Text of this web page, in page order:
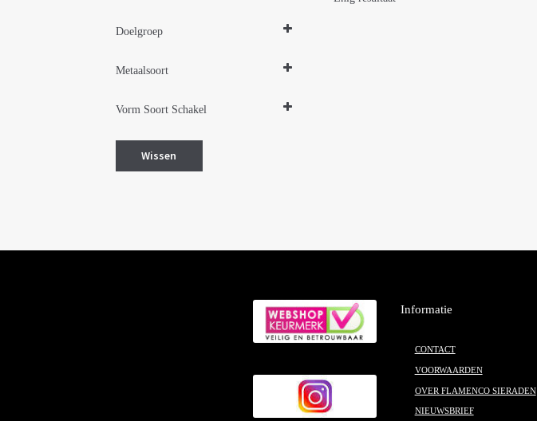
Doelgroep
Metaalsoort
Vorm Soort Schakel
Wissen
Informatie
CONTACT
VOORWAARDEN
OVER FLAMENCO SIERADEN
NIEUWSBRIEF